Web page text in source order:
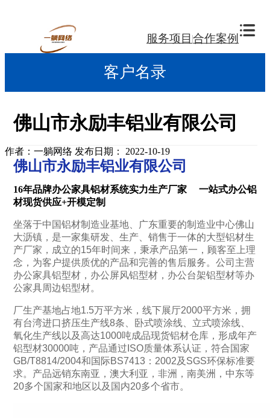
服务项目 合作案例
客户名录
佛山市永励丰铝业有限公司
作者：一躺网络 发布日期： 2022-10-19
佛山市永励丰铝业有限公司
16年品牌办公家具铝材系统实力生产厂家
一站式办公铝
材现货供应+开模定制
坐落于中国铝材制造业基地、广东重要的制造业中心佛山
大沥镇，是一家集研发、生产、销售于一体的大型铝材生
产厂家，成立的15年时间来，秉承产品第一，顾客至上理
念，为客户提供质优的产品和完善的售后服务。公司主营
办公家具铝型材，办公屏风铝型材，办公台架铝型材等办
公家具周边铝型材。
厂生产基地占地1.5万平方米，线下展厅2000平方米，拥
有台湾进口挤压生产线8条、卧式喷涂线、立式喷涂线、
氧化生产线以及高达1000吨成品现货铝材仓库，形成年产
铝型材30000吨，产品通过ISO质量体系认证，符合国家
GB/T8814/2004和国际BS7413：2002及SGS环保标准要
求。产品远销东南亚，澳大利亚，非洲，南美洲，中东等
20多个国家和地区以及国内20多个省市。